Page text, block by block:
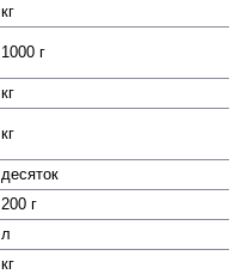
кг
1000 г
кг
кг
десяток
200 г
л
кг